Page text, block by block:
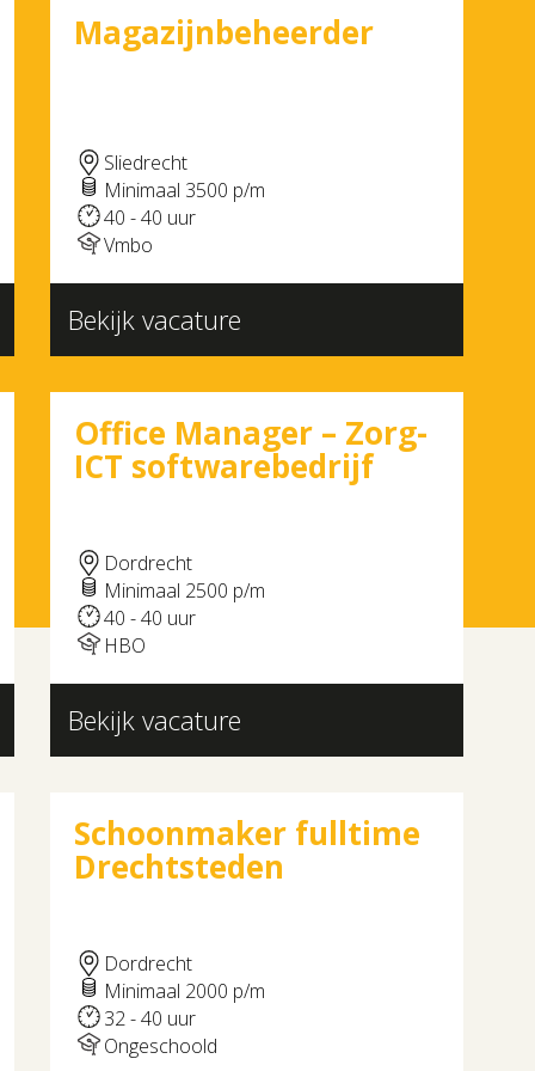
Magazijnbeheerder
Sliedrecht
Minimaal 3500 p/m
40 - 40 uur
Vmbo
Bekijk vacature
Office Manager – Zorg-
ICT softwarebedrijf
Dordrecht
Minimaal 2500 p/m
40 - 40 uur
HBO
Bekijk vacature
Schoonmaker fulltime
Drechtsteden
Dordrecht
Minimaal 2000 p/m
32 - 40 uur
Ongeschoold